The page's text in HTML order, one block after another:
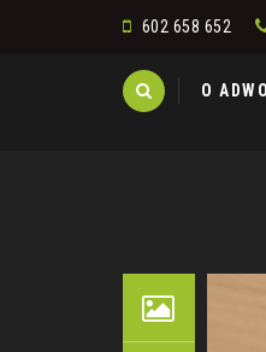
602 658 652
O